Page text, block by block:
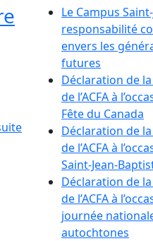
Le Campus
responsabilité
envers les
futures
Déclaration de
de l’ACFA à
Fête du Canada
Déclaration de
de l’ACFA à
Saint-Jean-
Déclaration de
de l’ACFA à
journée
autochtones